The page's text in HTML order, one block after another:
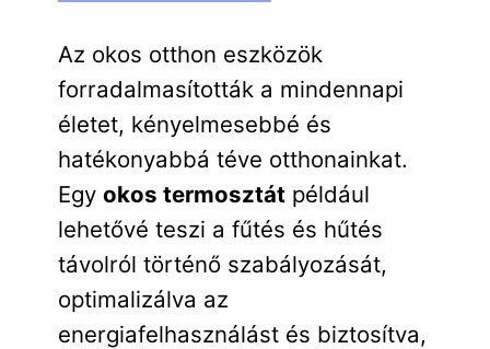
Az okos otthon eszközök
forradalmasították a mindennapi
életet, kényelmesebbé és
hatékonyabbá téve otthonainkat.
Egy okos termosztátpéldául
lehetővé teszi a fűtés és hűtés
távolról történő szabályozását,
optimalizálva az
energiafelhasználást és biztosítva,